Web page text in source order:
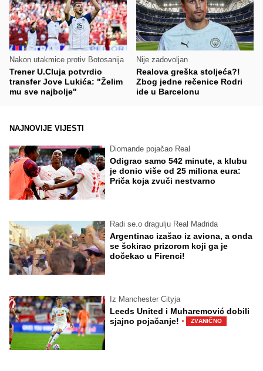
Nakon utakmice protiv Botosanija
Trener U.Cluja potvrdio
transfer Jove Lukića: "Želim
mu sve najbolje"
Nije zadovoljan
Realova greška stoljeća?!
Zbog jedne rečenice Rodri
ide u Barcelonu
NAJNOVIJE VIJESTI
Diomande pojačao Real
Odigrao samo 542 minute, a klubu
je donio više od 25 miliona eura:
Priča koja zvuči nestvarno
Radi se.o dragulju Real Madrida
Argentinac izašao iz aviona, a onda
se šokirao prizorom koji ga je
dočekao u Firenci!
Iz Manchester Cityja
Leeds United i Muharemović dobili
sjajno pojačanje! · ZVANIČNO